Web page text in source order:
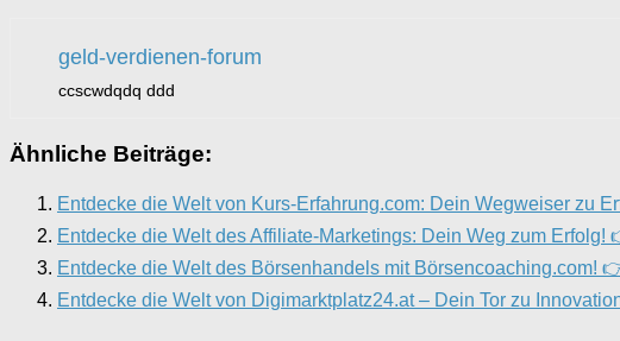
geld-verdienen-forum
ccscwdqdq ddd
Ähnliche Beiträge:
Entdecke die Welt von Kurs-Erfahrung.com: Dein Wegweiser zu
Entdecke die Welt des Affiliate-Marketings: Dein Weg zum Erfolg!
Entdecke die Welt des Börsenhandels mit Börsencoaching.com!
Entdecke die Welt von Digimarktplatz24.at – Dein Tor zu